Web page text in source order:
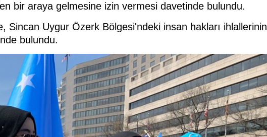
bir araya gelmesine izin vermesi davetinde bulundu.
Sincan Uygur Özerk Bölgesi'ndeki insan hakları ihlallerinin
bulundu.